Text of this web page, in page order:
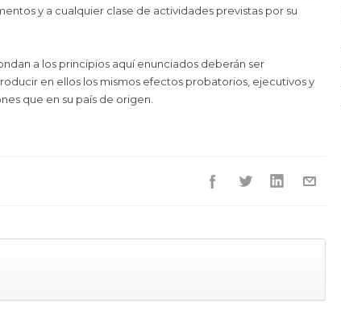
y a cualquier clase de actividades previstas por su
a los principios aquí enunciados deberán ser
en ellos los mismos efectos probatorios, ejecutivos y
que en su país de origen.